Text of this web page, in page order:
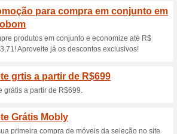
os melhores
Mais de 10.000